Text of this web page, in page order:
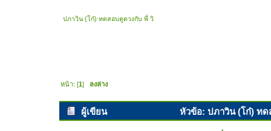
ปภาวิน (โก๋) ทดสอบดูดวงกับ พี่ วิ
หน้า: [1] ลงล่าง
ผู้เขียน หัวข้อ: ปภาวิน (โก๋) ทด